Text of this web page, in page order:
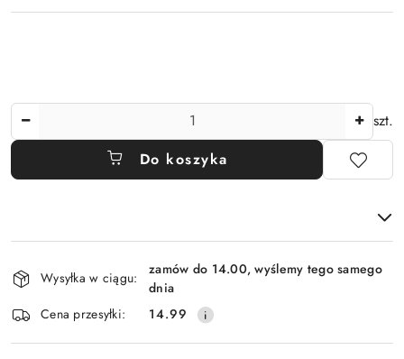
szt.
Do koszyka
Dostępność
i
dostawa
Wysyłka w ciągu:
zamów do 14.00, wyślemy tego samego
dnia
Cena przesyłki:
14.99